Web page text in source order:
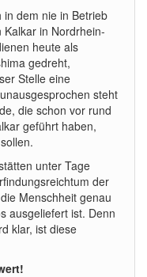
in dem nie in Betrieb
in Nordrhein-
heute als
gedreht,
Stelle eine
steht
die schon vor rund
geführt haben,
unter Tage
der
Menschheit genau
ausgeliefert ist. Denn
klar, ist diese